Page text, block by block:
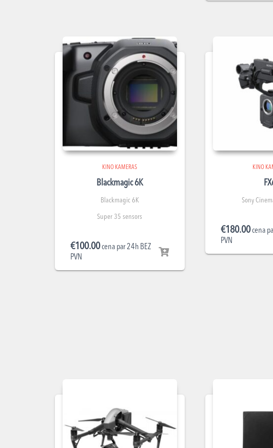
KINO KAMERAS
Blackmagic 6K
Blackmagic 6K
Super 35 sensors
€100.00cena par 24h BEZ
PVN
KINO
Sony
€180.00cena
PVN